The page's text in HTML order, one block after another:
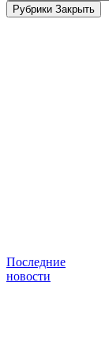
Рубрики Закрыть
Последние
новости